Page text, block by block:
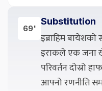
69'
Substitution
इब्राहिम
इराकले एक जना
परिवर्तन दोस्रो
आफ्नो रणनीति